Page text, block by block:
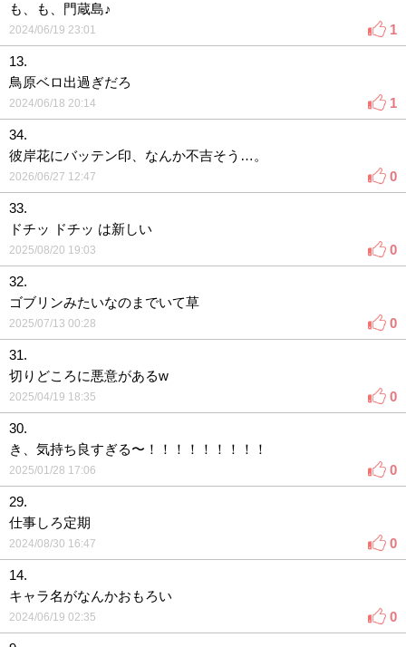
も、も、門蔵島♪
2024/06/19 23:01 1
13.
鳥原ベロ出過ぎだろ
2024/06/18 20:14 1
34.
彼岸花にバッテン印、なんか不吉そう…。
2026/06/27 12:47 0
33.
ドチッ ドチッ は新しい
2025/08/20 19:03 0
32.
ゴブリンみたいなのまでいて草
2025/07/13 00:28 0
31.
切りどころに悪意があるw
2025/04/19 18:35 0
30.
き、気持ち良すぎる〜！！！！！！！！！
2025/01/28 17:06 0
29.
仕事しろ定期
2024/08/30 16:47 0
14.
キャラ名がなんかおもろい
2024/06/19 02:35 0